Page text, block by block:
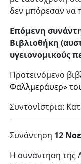
δεν μπόρεσαν να
Επόμενη
Βιβλιοθήκη
υγειονομικούς
Προτεινόμενο
Φαλλμεράυερ»
Συντονίστρια:
Συνάντηση 12
Η συνάντηση της